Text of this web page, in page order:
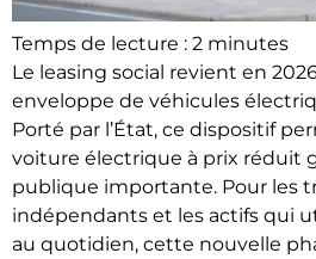
Temps de lecture : 2 minutes
Le leasing social revient en
enveloppe de véhicules
Porté par l’État, ce dispositif
voiture électrique à prix réduit
publique importante. Pour les
indépendants et les actifs qui
au quotidien, cette nouvelle